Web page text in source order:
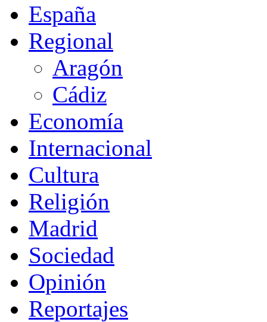
España
Regional
Aragón
Cádiz
Economía
Internacional
Cultura
Religión
Madrid
Sociedad
Opinión
Reportajes